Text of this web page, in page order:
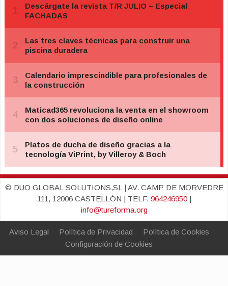
© DUO GLOBAL SOLUTIONS,SL | AV. CAMP DE MORVEDRE
111, 12006 CASTELLÓN | TELF. 964246950|
info@tureforma.org
Aviso Legal Política de Privacidad
Política de Cookies
Configuración de Cookies